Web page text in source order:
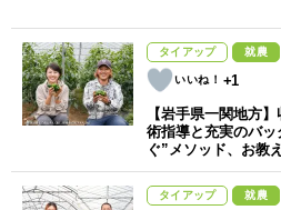
タイアップ 就農
+1
【岩手県一関地方
術指導と充実のバ
ぐ”メソッド、お教
タイアップ 就農